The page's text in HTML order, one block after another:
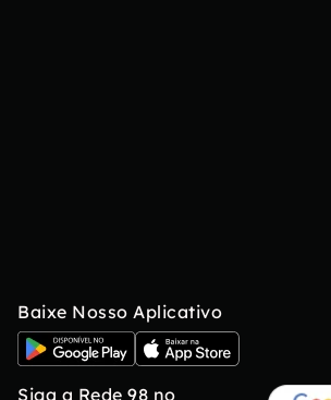
Baixe Nosso Aplicativo
Siga a Rede 98 no